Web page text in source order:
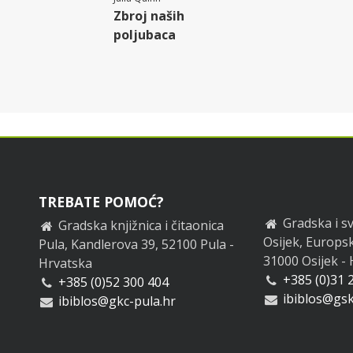
Zbroj naših
poljubaca
TREBATE POMOĆ?
Gradska knjižnica i čitaonica
Pula, Kandlerova 39, 52100 Pula -
Hrvatska
+385 (0)52 300 404
ibiblos@gkc-pula.hr
Gradska i
Osijek,
31000 Osijek -
+385 (0)31